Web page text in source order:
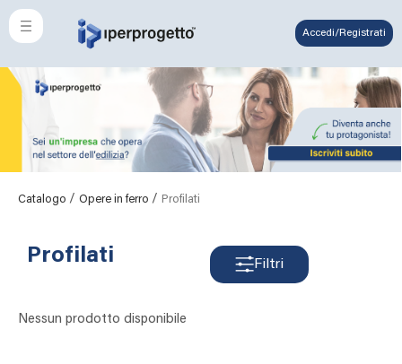
Accedi/Registrati
Catalogo / Opere in ferro / Profilati
Profilati Filtri
Nessun prodotto disponibile